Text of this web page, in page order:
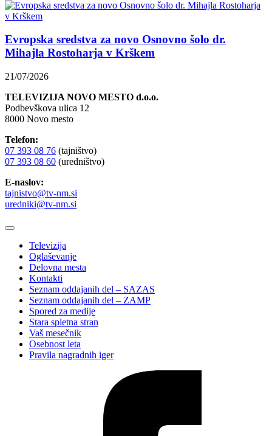
Evropska sredstva za novo Osnovno šolo dr.
Mihajla Rostoharja v Krškem
21/07/2026
TELEVIZIJA NOVO MESTO d.o.o.
Podbevškova ulica 12
8000 Novo mesto
Telefon:
07 393 08 76 (tajništvo)
07 393 08 60 (uredništvo)
E-naslov:
tajnistvo@tv-nm.si
uredniki@tv-nm.si
Televizija
Oglaševanje
Delovna mesta
Kontakti
Seznam oddajanih del – SAZAS
Seznam oddajanih del – ZAMP
Spored za medije
Stara spletna stran
Vaš mesečnik
Osebnost leta
Pravila nagradnih iger